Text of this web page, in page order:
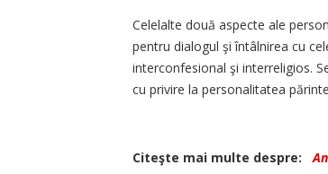
Celelalte două aspecte ale
pentru dialogul şi întâlnirea cu
interconfesional şi interreligios.
cu privire la personalitatea
Citeşte mai multe despre: